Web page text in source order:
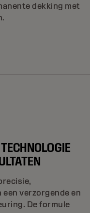
dekking met
verzorgende en
De formule